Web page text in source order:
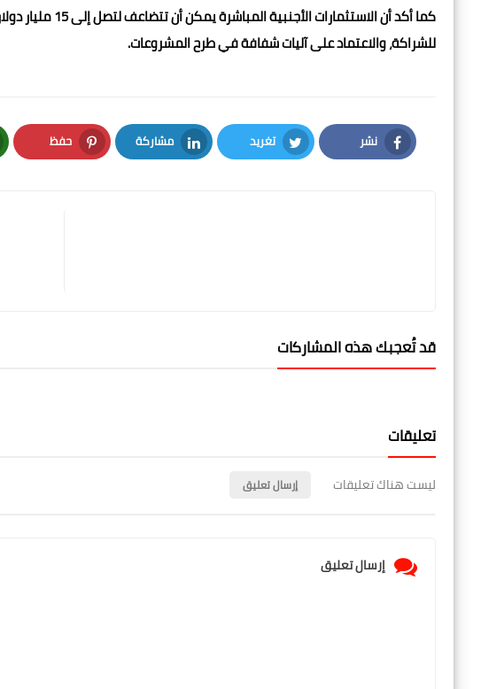
كما أكد أن
للشراكة، والاعتماد على آليات شفافة في طرح المشروعات.
نشر
Facebook
تغريد
Twitter
مشاركة
LinkedIn
حفظ
Pinterest
قد تُعجبك هذه المشاركات
تعليقات
ليست هناك تعليقات إرسال تعليق
إرسال تعليق